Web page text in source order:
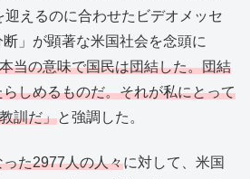
えるのに合わせたビデオメッセ
」が顕著な米国社会を念頭に
当の意味で国民は団結した。団結
しめるものだ。それが私にとって
訓だ」と強調した。
った2977人の人々に対して、米国